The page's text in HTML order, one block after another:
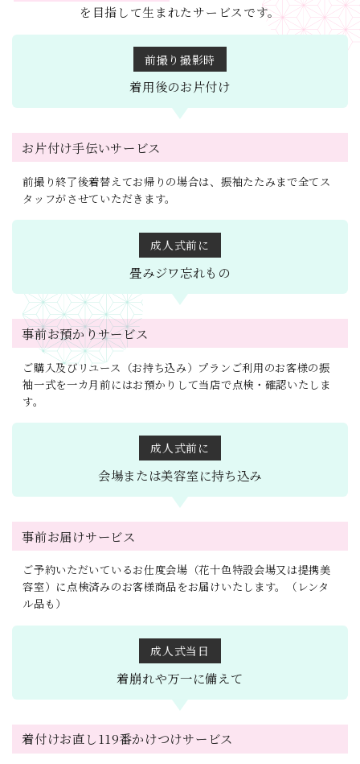
を目指して生まれたサービスです。
前撮り撮影時
着用後のお片付け
お片付け手伝いサービス
前撮り終了後着替えてお帰りの場合は、振袖たたみまで全てス
タッフがさせていただきます。
成人式前に
畳みジワ忘れもの
事前お預かりサービス
ご購入及びリユース（お持ち込み）プランご利用のお客様の振
袖一式を一カ月前にはお預かりして当店で点検・確認いたしま
す。
成人式前に
会場または美容室に持ち込み
事前お届けサービス
ご予約いただいているお仕度会場（花十色特設会場又は提携美
容室）に点検済みのお客様商品をお届けいたします。（レンタ
ル品も）
成人式当日
着崩れや万一に備えて
着付けお直し119番かけつけサービス